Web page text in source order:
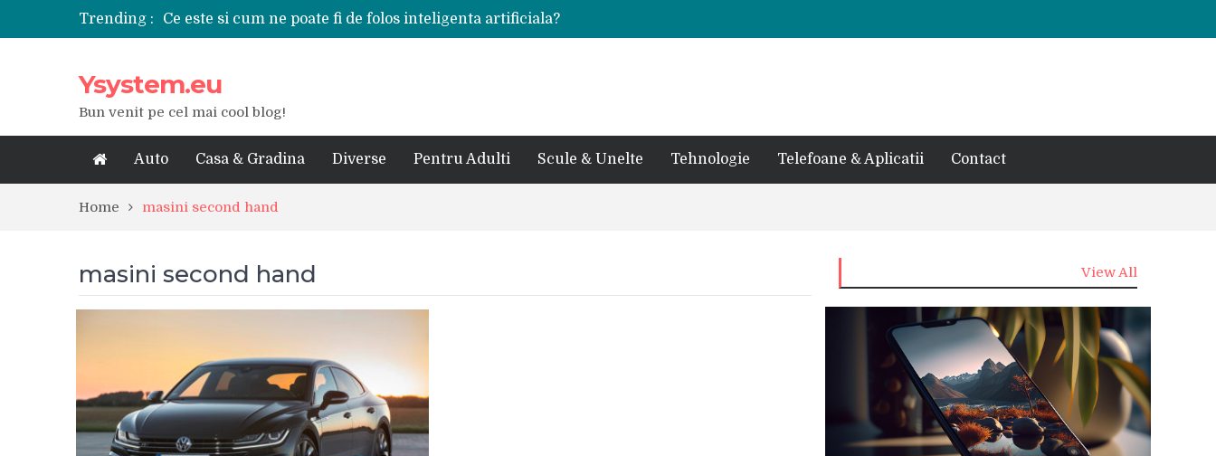
Trending :
Ce este si cum ne poate fi de folos inteligenta artificiala?
Tipuri de polizoare de care este nevoie intr-un atelier
De ce poate fi riscant consumul de bauturi alcoolice?
Ce marca auto sa aleg dintre Mercedes, Audi si BMW?
Merita sa aleg un gard din fier forjat pentru curtea casei?
Cele mai bune smartphone-uri lansate in anul 2024
Modul in care a evoluat tehnologia in ultimul secol
iPhone 16Pro Max sau Samsung Galaxy S24 Ultra?
Ysystem.eu
Bun venit pe cel mai cool blog!
Auto Casa & Gradina Diverse Pentru Adulti Scule & Unelte Tehnologie Telefoane & Aplicatii Contact
Home masini second hand
masini second hand View All